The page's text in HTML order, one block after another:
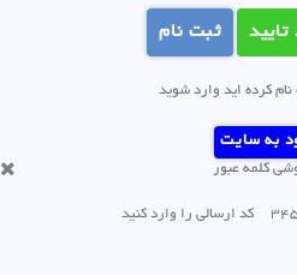
ثبت نام
کرده اید وارد شوید
کلمه عبور